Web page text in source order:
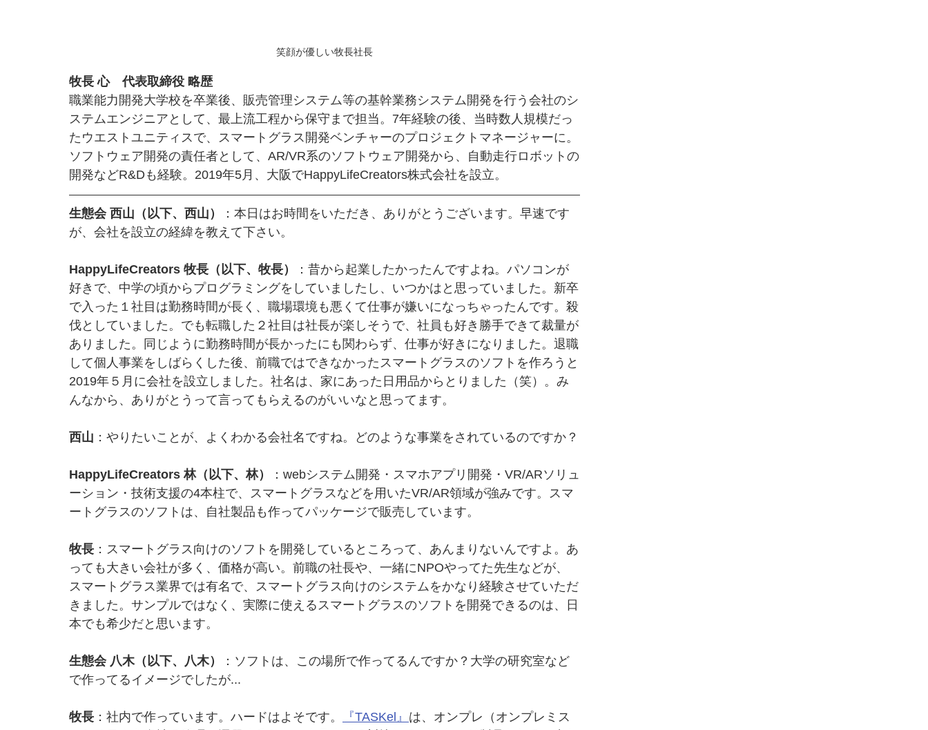
笑顔が優しい牧長社長
牧長 心　代表取締役 略歴
職業能力開発大学校を卒業後、販売管理システム等の基幹業務システム開発を行う会社のシ
ステムエンジニアとして、最上流工程から保守まで担当。7年経験の後、当時数人規模だっ
たウエストユニティスで、スマートグラス開発ベンチャーのプロジェクトマネージャーに。
ソフトウェア開発の責任者として、AR/VR系のソフトウェア開発から、自動走行ロボットの
開発などR&Dも経験。2019年5月、大阪でHappyLifeCreators株式会社を設立。
生態会 西山（以下、西山）
：本日はお時間をいただき、ありがとうございます。早速です
が、会社を設立の経緯を教えて下さい。
HappyLifeCreators 牧長（以下、牧長）
：昔から起業したかったんですよね。パソコンが
好きで、中学の頃からプログラミングをしていましたし、いつかはと思っていました。新卒
で入った１社目は勤務時間が長く、職場環境も悪くて仕事が嫌いになっちゃったんです。殺
伐としていました。でも転職した２社目は社長が楽しそうで、社員も好き勝手できて裁量が
ありました。同じように勤務時間が長かったにも関わらず、仕事が好きになりました。退職
して個人事業をしばらくした後、前職ではできなかったスマートグラスのソフトを作ろうと
2019年５月に会社を設立しました。社名は、家にあった日用品からとりました（笑）。み
んなから、ありがとうって言ってもらえるのがいいなと思ってます。
西山 ：やりたいことが、よくわかる会社名ですね。どのような事業をされているのですか？
HappyLifeCreators 林（以下、林）
：webシステム開発・スマホアプリ開発・VR/ARソリュ
ーション・技術支援の4本柱で、スマートグラスなどを用いたVR/AR領域が強みです。スマ
ートグラスのソフトは、自社製品も作ってパッケージで販売しています。
牧長 ：スマートグラス向けのソフトを開発しているところって、あんまりないんですよ。あ
っても大きい会社が多く、価格が高い。前職の社長や、一緒にNPOやってた先生などが、
スマートグラス業界では有名で、スマートグラス向けのシステムをかなり経験させていただ
きました。サンプルではなく、実際に使えるスマートグラスのソフトを開発できるのは、日
本でも希少だと思います。
生態会 八木（以下、八木）
：ソフトは、この場所で作ってるんですか？大学の研究室など
で作ってるイメージでしたが...
牧長 ：社内で作っています。ハードはよそです。 『TASKel』 は、オンプレ（オンプレミス